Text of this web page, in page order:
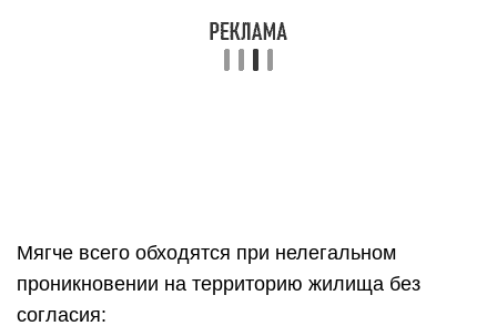
Мягче всего обходятся при нелегальном
проникновении на территорию жилища без
согласия: